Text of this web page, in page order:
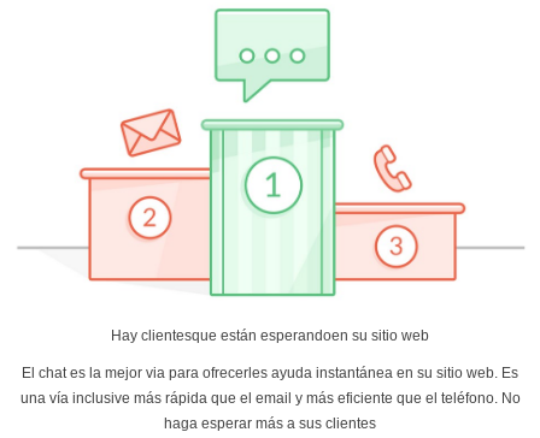
Hay clientesque están esperandoen su sitio web
El chat es la mejor via para ofrecerles ayuda instantánea en su sitio web. Es
una vía inclusive más rápida que el email y más eficiente que el teléfono. No
haga esperar más a sus clientes